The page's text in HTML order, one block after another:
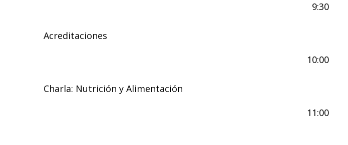
9:30
Acreditaciones
10:00
Charla: Nutrición y Alimentación
11:00